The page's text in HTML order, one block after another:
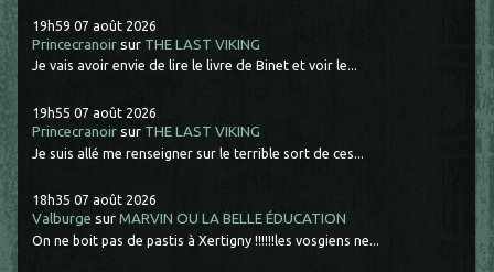
19h59 07 août 2026
Princecranoir sur THE LAST VIKING
Je vais avoir envie de lire le livre de Binet et voir le...
19h55 07 août 2026
Princecranoir sur THE LAST VIKING
Je suis allé me renseigner sur le terrible sort de ces...
18h35 07 août 2026
Valburge surMARVIN OU LA BELLE ÉDUCATION
On ne boit pas de pastis à Xertigny !!!!!!les vosgiens ne...